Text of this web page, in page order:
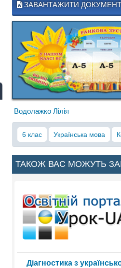
ЗАВАНТАЖИТИ ДОКУМЕНТ
Водолажко Лілія
6 клас Українська мова
ТАКОЖ ВАС МОЖУТЬ
Діагностика з